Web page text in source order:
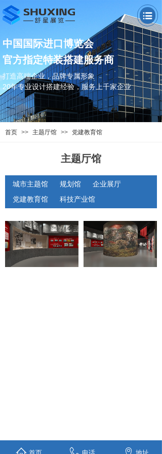
中国国际进口博览会
官方指定特装搭建服务商
打造高端企业，品牌专属形象
20年专业设计搭建经验， 服务上千家企业
首页 >> 主题厅馆 >> 党建教育馆
主题厅馆
城市主题馆 规划馆
企业展厅
党建教育馆
科技产业馆